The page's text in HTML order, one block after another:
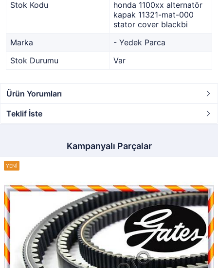
Stok Kodu
honda 1100xx alternatör
kapak 11321-mat-000
stator cover blackbi
Marka
- Yedek Parca
Stok Durumu
Var
Ürün Yorumları
Teklif İste
Kampanyalı Parçalar